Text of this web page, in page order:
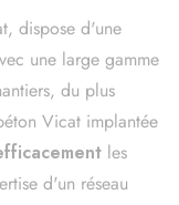
dispose d'une
une large gamme
du plus
Vicat implantée
les
d'un réseau